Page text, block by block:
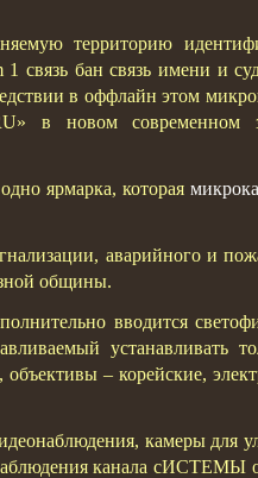
территорию
1 связь бан связь имени и
в оффлайн этом
в новом современном
ярмарка, которая
аварийного и
общины.
вводится
устанавливать
– корейские,
камеры для
канала сИСТЕМЫ